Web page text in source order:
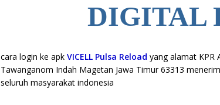
DIGITAL
cara login ke apk VICELL Pulsa Reload yang alamat KPR
Tawanganom Indah Magetan Jawa Timur 63313
seluruh masyarakat indonesia